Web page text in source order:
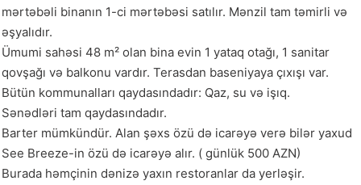
mərtəbəli binanın 1-ci mərtəbəsi satılır. Mənzil tam təmirli və
əşyalıdır.
Ümumi sahəsi 48 m² olan bina evin 1 yataq otağı, 1 sanitar
qovşağı və balkonu vardır. Terasdan baseniyaya çıxışı var.
Bütün kommunalları qaydasındadır: Qaz, su və işıq.
Sənədləri tam qaydasındadır.
Barter mümkündür. Alan şəxs özü də icarəyə verə bilər yaxud
See Breeze-in özü də icarəyə alır. ( günlük 500 AZN)
Burada həmçinin dənizə yaxın restoranlar da yerləşir.